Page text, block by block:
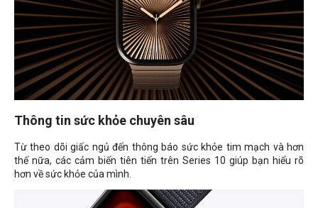
Thông tin sức khỏe chuyên sâu
Từ theo dõi giấc ngủ đến thông báo sức khỏe tim mạch và hơn
thế nữa, các cảm biến tiên tiến trên Series 10 giúp bạn hiểu rõ
hơn về sức khỏe của mình.